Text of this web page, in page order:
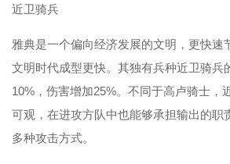
近卫骑兵
雅典是一个偏向经济发展的文明，更快速
文明时代成型更快。其独有兵种近卫骑兵
10%，伤害增加25%。不同于高卢骑士，
可观，在进攻方队中也能够承担输出的职
多种攻击方式。